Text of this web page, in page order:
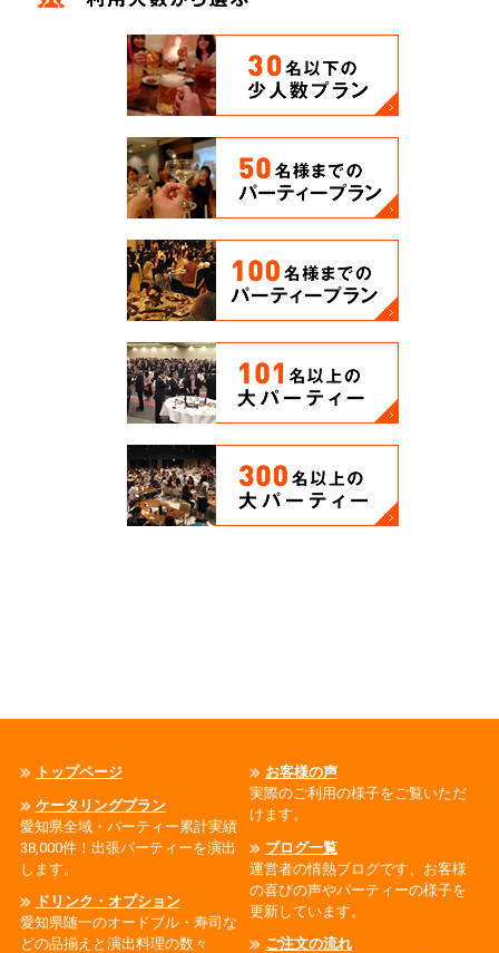
トップページ
ケータリングプラン
愛知県全域・パーティー累計実績
38,000件！出張パーティーを演出
します。
ドリンク・オプション
愛知県随一のオードブル・寿司な
どの品揃えと演出料理の数々
お客様の声
実際のご利用の様子をご覧いただ
けます。
ブログ一覧
運営者の情熱ブログです、お客様
の喜びの声やパーティーの様子を
更新しています。
ご注文の流れ